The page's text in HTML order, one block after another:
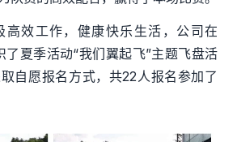
高效工作，健康快乐生活，公司在
了 夏季活动“我们翼起飞”主题飞盘活
自愿报名 方式， 共22人报名参加了